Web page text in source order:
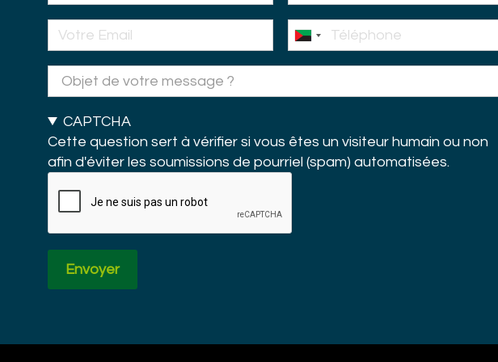
Objet
votre
message
CAPTCHA
Cette question sert à vérifier si vous êtes un visiteur humain ou non
afin d'éviter les soumissions de pourriel (spam) automatisées.